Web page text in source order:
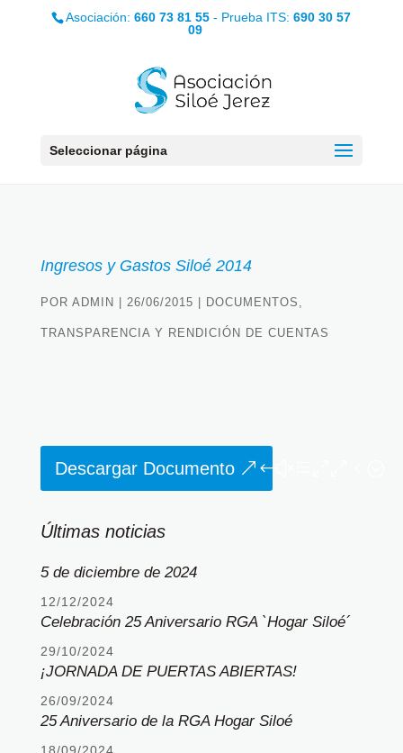
Asociación:660 73 81 55 - Prueba ITS:690 30 57
09
Seleccionar página
Ingresos y Gastos Siloé 2014
POR ADMIN 26/06/2015 DOCUMENTOS ,
TRANSPARENCIA Y RENDICIÓN DE CUENTAS
Descargar Documento
Últimas noticias
5 de diciembre de 2024
12/12/2024
Celebración 25 Aniversario RGA `Hogar Siloé´
29/10/2024
¡JORNADA DE PUERTAS ABIERTAS!
26/09/2024
25 Aniversario de la RGA Hogar Siloé